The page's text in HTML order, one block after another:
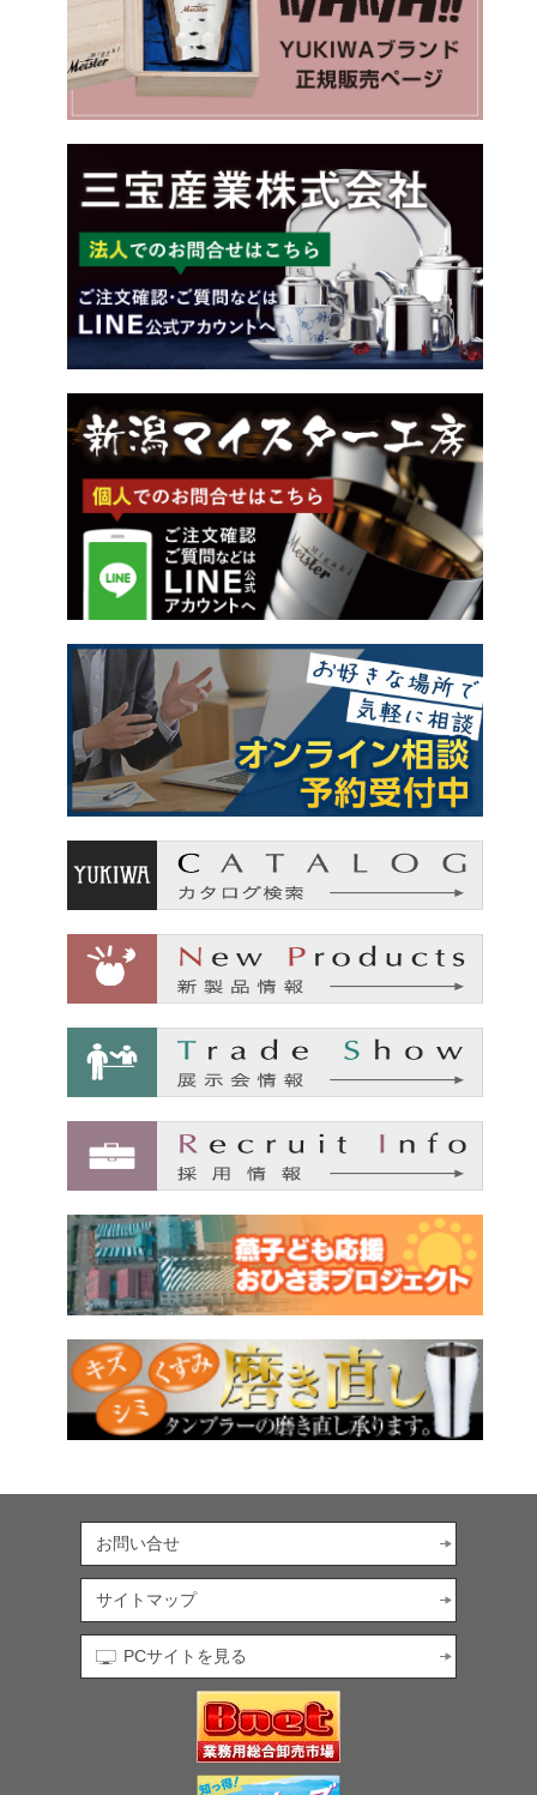
お問い合せ
サイトマップ
PCサイトを見る